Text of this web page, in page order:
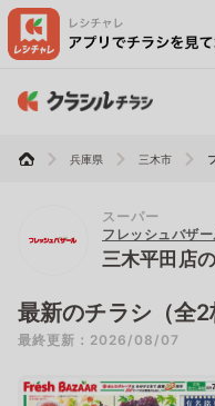
兵庫県 三木市
スーパー
フレッシュバザ
三木平田店
最新のチラシ（全2
最終更新：2026/08/07